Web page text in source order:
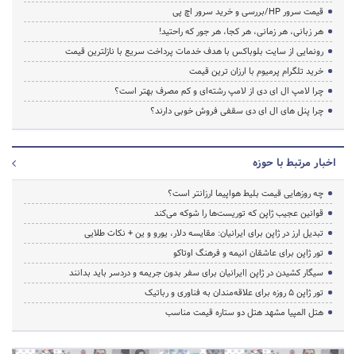
قیمت سرور HP/بررسی و خرید سرور اچ پی
هر زبانی، هر زمانی، هر کجا، هر جور که راحتید!
رونمایی از سایت بلوباکس با هدف خدمات پرداخت سریع با نازلترین قیمت
خرید تلگرام پرمیوم با ارزان ترین قیمت
چرا لامپ ال ای دی از لامپ رشته‌ای و کم مصرف بهتر است؟
چرا پنل های ال ای دی سقفی فروش خوبی دارند؟
اخبار مرتبط با حوزه
چه روزهایی قیمت بلیط هواپیما ارزانتر است؟
قوانین عجیب ژاپن که توریست‌ها را شوکه می‌کند
تبدیل ارز در ژاپن برای ایرانیان: مقایسه دلار، یورو و ین + نکات طلایی
تور ژاپن برای عاشقان انیمه و فرهنگ اوتاکو
سیگار کشیدن در ژاپن |ایرانیان برای سفر بدون جریمه و دردسر باید بدانند
تور ژاپن ۵ روزه برای علاقه‌مندان به فناوری و رباتیک
هتل المپیا مشهد هتل دو ستاره قیمت مناسب